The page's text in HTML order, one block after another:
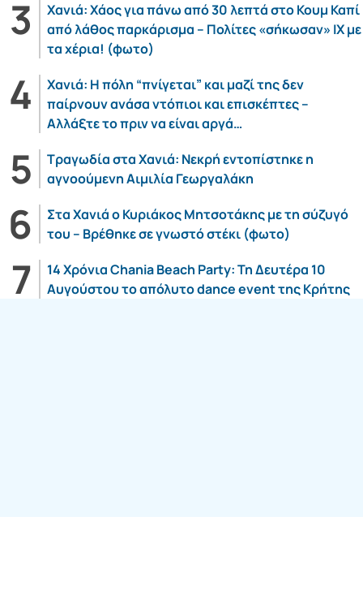
Χανιά: Χάος για πάνω από 30 λεπτά στο Κουμ Καπί
από λάθος παρκάρισμα – Πολίτες «σήκωσαν» ΙΧ με
τα χέρια! (φωτο)
Χανιά: Η πόλη “πνίγεται” και μαζί της δεν
παίρνουν ανάσα ντόπιοι και επισκέπτες –
Αλλάξτε το πριν να είναι αργά…
Τραγωδία στα Χανιά: Νεκρή εντοπίστηκε η
αγνοούμενη Αιμιλία Γεωργαλάκη
Στα Χανιά ο Κυριάκος Μητσοτάκης με τη σύζυγό
του – Βρέθηκε σε γνωστό στέκι (φωτο)
14 Χρόνια Chania Beach Party: Τη Δευτέρα 10
Αυγούστου το απόλυτο dance event της Κρήτης